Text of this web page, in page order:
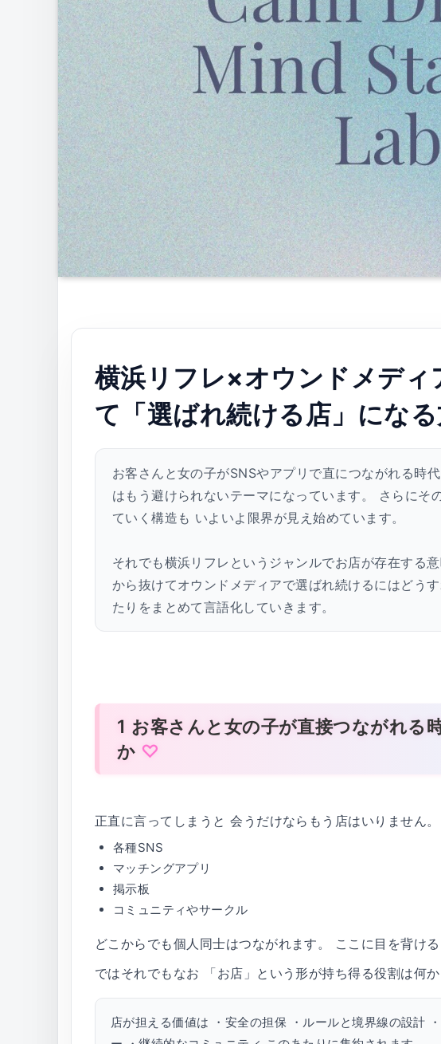
横浜リフレ×オウンドメディ
て「選ばれ続ける店」にな
お客さんと女の子がSNSやアプリで直につながれる時
はもう避けられないテーマになっています。 さらにそ
ていく構造も いよいよ限界が見え始めています。
それでも横浜リフレというジャンルでお店が存在する
から抜けてオウンドメディアで選ばれ続けるにはどう
たりをまとめて言語化していきます。
1 お客さんと女の子が直接つながれる
か
正直に言ってしまうと 会うだけならもう店はいりません。
各種SNS
マッチングアプリ
掲示板
コミュニティやサークル
どこからでも個人同士はつながれます。 ここに目を背ける
ではそれでもなお 「お店」という形が持ち得る役割は何か
店が担える価値は ・安全の担保 ・ルールと境界線の設計